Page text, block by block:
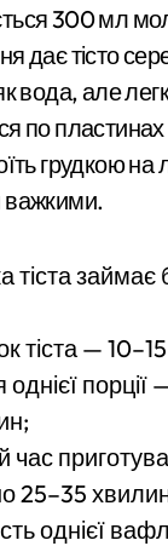
300 мл
дає тісто
вода, але
по
грудкою на
важкими.
тіста займає
тіста —
однієї
час
25–35
однієї